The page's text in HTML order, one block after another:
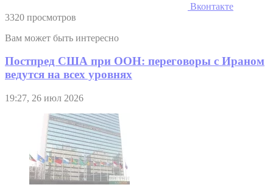
Вконтакте
3320 просмотров
Вам может быть интересно
Постпред США при ООН: переговоры с Ираном
ведутся на всех уровнях
19:27, 26 июл 2026